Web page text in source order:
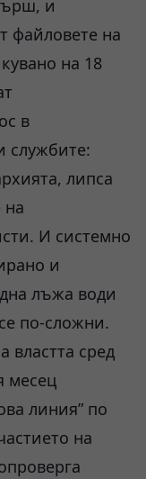
и
файловете на
на 18
в
службите:
липса
на
И системно
и
лъжа води
по-сложни.
властта сред
месец
линия” по
на